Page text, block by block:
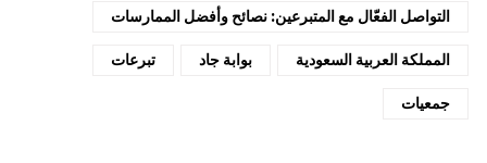
التواصل الفعّال مع المتبرعين: نصائح وأفضل الممارسات
المملكة العربية السعودية بوابة جاد تبرعات
جمعيات